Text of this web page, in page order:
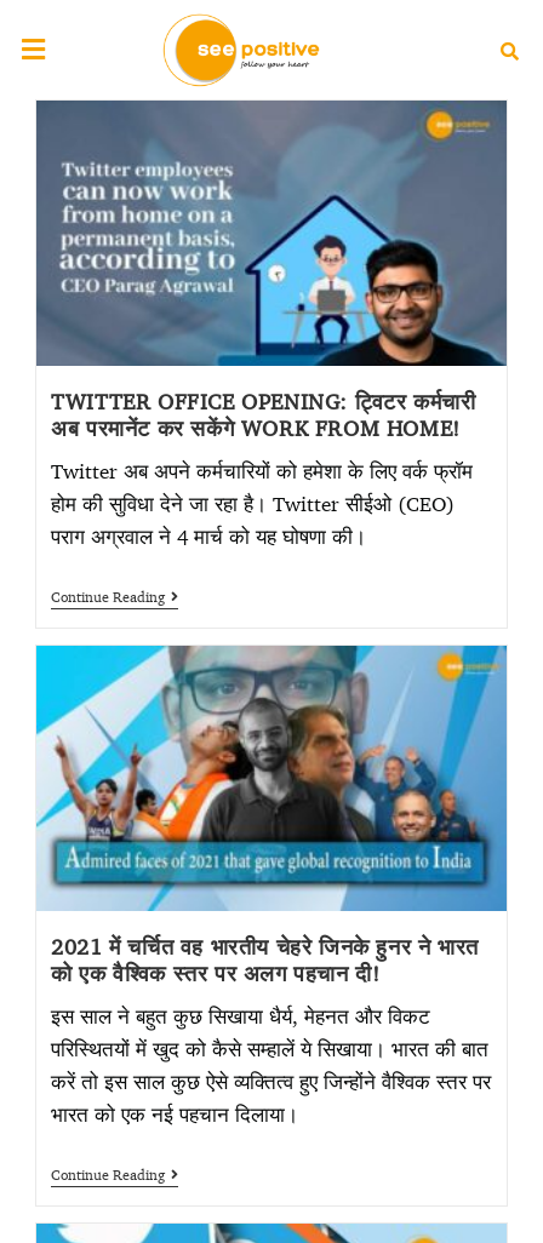
TWITTER OFFICE OPENING: ट्विटर कर्मचारी
अब परमानेंट कर सकेंगे WORK FROM HOME!
Twitter अब अपने कर्मचारियों को हमेशा के लिए वर्क फ्रॉम
होम की सुविधा देने जा रहा है। Twitter सीईओ (CEO)
पराग अग्रवाल ने 4 मार्च को यह घोषणा की।
Continue Reading
2021 में चर्चित वह भारतीय चेहरे जिनके हुनर ने भारत
को एक वैश्विक स्तर पर अलग पहचान दी!
इस साल ने बहुत कुछ सिखाया धैर्य, मेहनत और विकट
परिस्थितयों में खुद को कैसे सम्हालें ये सिखाया। भारत की बात
करें तो इस साल कुछ ऐसे व्यक्तित्व हुए जिन्होंने वैश्विक स्तर पर
भारत को एक नई पहचान दिलाया।
Continue Reading